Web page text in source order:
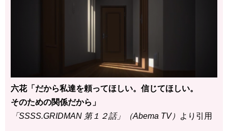
六花「だから私達を頼ってほしい。信じてほしい。
そのための関係だから」
「SSSS.GRIDMAN 第１２話」（Abema TV）
より引用